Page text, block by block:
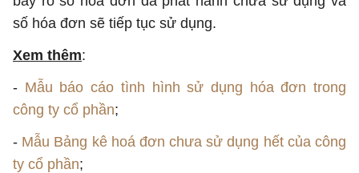
số hóa đơn sẽ tiếp tục sử dụng.
Xem thêm:
- Mẫu báo cáo tình hình sử dụng hóa đơn trong
công ty cổ phần;
- Mẫu Bảng kê hoá đơn chưa sử dụng hết của công
ty cổ phần;